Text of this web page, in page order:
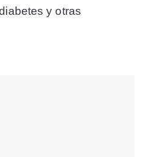
y otras